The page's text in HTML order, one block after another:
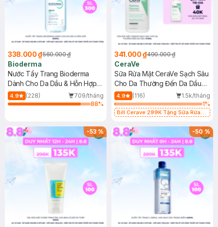
338.000 ₫560.000 ₫
Bioderma
Nước Tẩy Trang Bioderma
Dành Cho Da Dầu & Hỗn Hợp
500ml
4.9 (228)
709/tháng
88%
341.000 ₫490.000 ₫
CeraVe
Sữa Rửa Mặt CeraVe Sạch Sâu
Cho Da Thường Đến Da Dầu
473ml
4.9 (116)
1.5k/tháng
1%
Bill Cerave 299K Tặng Sữa Rửa
-53% -50%